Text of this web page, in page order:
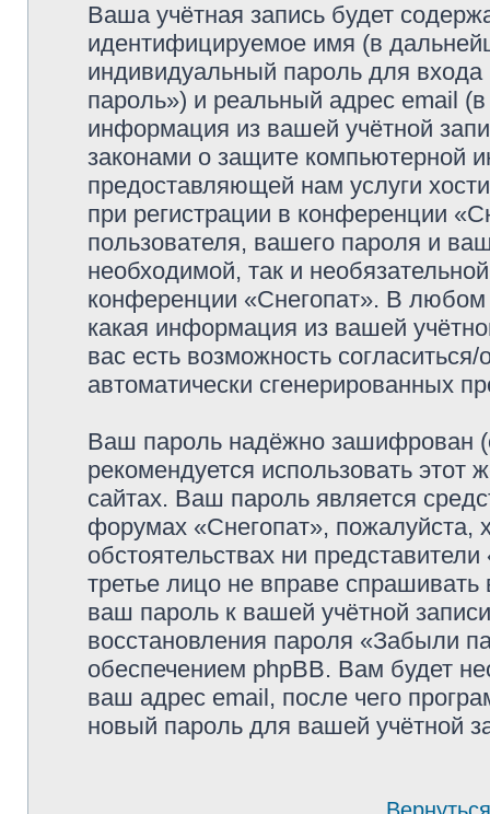
Ваша учётная запись будет
идентифицируемое имя (в
индивидуальный пароль для
пароль») и реальный адрес email
информация из вашей учётной
законами о защите компьютерной
предоставляющей нам услуги
при регистрации в конференции
пользователя, вашего пароля и
необходимой, так и
конференции «Снегопат». В любом
какая информация из вашей
вас есть возможность
автоматически сгенерированных
Ваш пароль надёжно зашифрован
рекомендуется использовать этот
сайтах. Ваш пароль является
форумах «Снегопат», пожалуйста,
обстоятельствах ни
третье лицо не вправе
ваш пароль к вашей учётной
восстановления пароля «Забыли
обеспечением phpBB. Вам будет
ваш адрес email, после чего
новый пароль для вашей учётной